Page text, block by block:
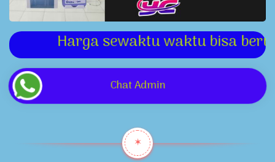
sewaktu waktu bisa berubah.
Chat Admin
✶